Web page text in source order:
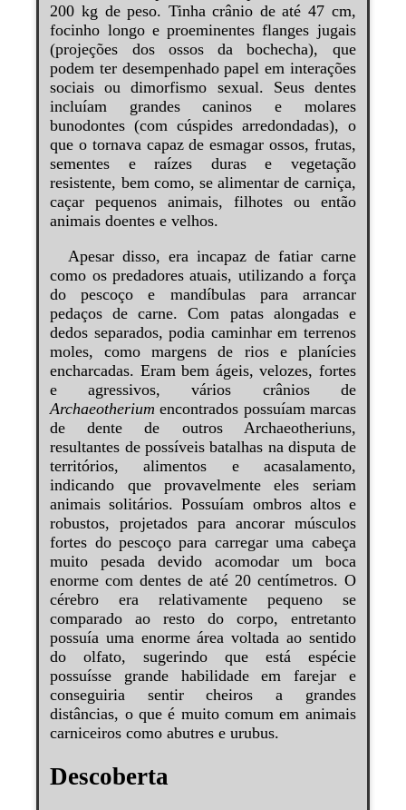
200 kg de peso. Tinha crânio de até 47 cm,
focinho longo e proeminentes flanges jugais
(projeções dos ossos da bochecha), que
podem ter desempenhado papel em interações
sociais ou dimorfismo sexual. Seus dentes
incluíam grandes caninos e molares
bunodontes (com cúspides arredondadas), o
que o tornava capaz de esmagar ossos, frutas,
sementes e raízes duras e vegetação
resistente, bem como, se alimentar de carniça,
caçar pequenos animais, filhotes ou então
animais doentes e velhos.
Apesar disso, era incapaz de fatiar carne
como os predadores atuais, utilizando a força
do pescoço e mandíbulas para arrancar
pedaços de carne. Com patas alongadas e
dedos separados, podia caminhar em terrenos
moles, como margens de rios e planícies
encharcadas. Eram bem ágeis, velozes, fortes
e agressivos, vários crânios de
Archaeotherium encontrados possuíam marcas
de dente de outros Archaeotheriuns,
resultantes de possíveis batalhas na disputa de
territórios, alimentos e acasalamento,
indicando que provavelmente eles seriam
animais solitários. Possuíam ombros altos e
robustos, projetados para ancorar músculos
fortes do pescoço para carregar uma cabeça
muito pesada devido acomodar um boca
enorme com dentes de até 20 centímetros. O
cérebro era relativamente pequeno se
comparado ao resto do corpo, entretanto
possuía uma enorme área voltada ao sentido
do olfato, sugerindo que está espécie
possuísse grande habilidade em farejar e
conseguiria sentir cheiros a grandes
distâncias, o que é muito comum em animais
carniceiros como abutres e urubus.
Descoberta